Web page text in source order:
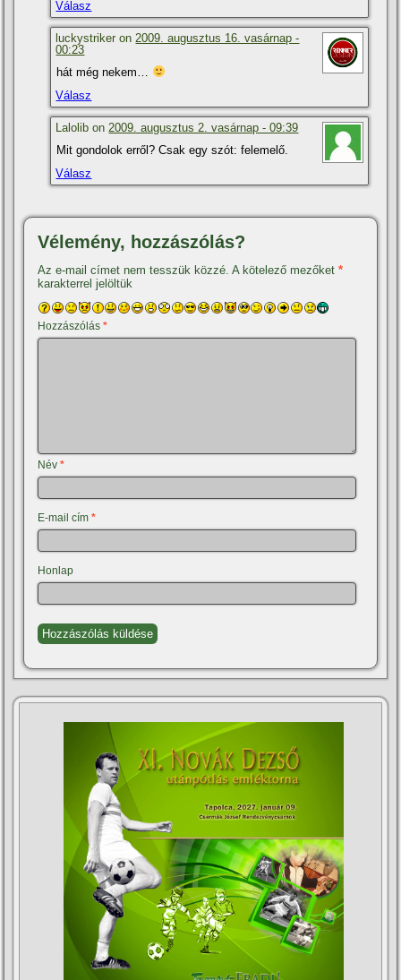
Válasz
luckystriker on 2009. augusztus 16. vasárnap -
00:23
hát még nekem…
Válasz
Lalolib on 2009. augusztus 2. vasárnap - 09:39
Mit gondolok erről? Csak egy szót: felemelő.
Válasz
Vélemény, hozzászólás?
Az e-mail címet nem tesszük közzé. A kötelező mezőket*
karakterrel jelöltük
Hozzászólás*
Név*
E-mail cím*
Honlap